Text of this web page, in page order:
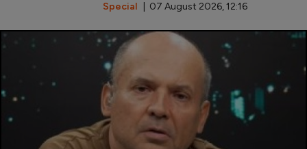
Special | 07 August 2026, 12:16